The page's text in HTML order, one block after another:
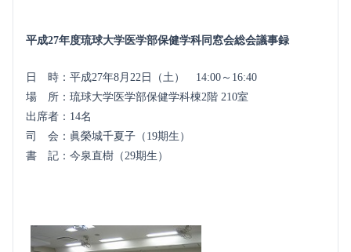
平成27年度琉球大学医学部保健学科同窓会総会議事録
日 時：平成27年8月22日（土） 14:00～16:40
場 所：琉球大学医学部保健学科棟2階 210室
出席者：14名
司 会：眞榮城千夏子（19期生）
書 記：今泉直樹（29期生）